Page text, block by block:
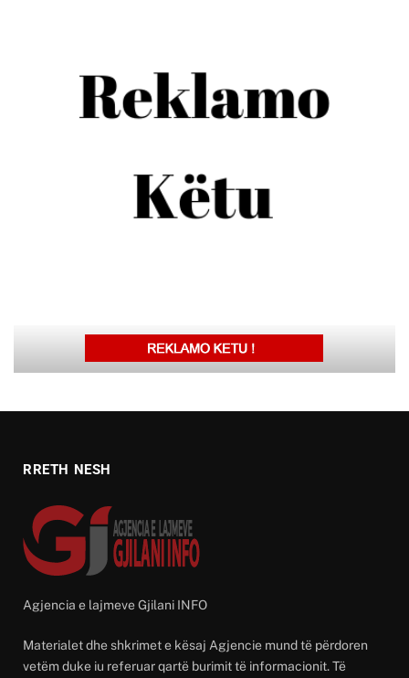
RRETH NESH
Agjencia e lajmeve Gjilani INFO
Materialet dhe shkrimet e kësaj Agjencie mund të përdoren
vetëm duke iu referuar qartë burimit të informacionit. Të